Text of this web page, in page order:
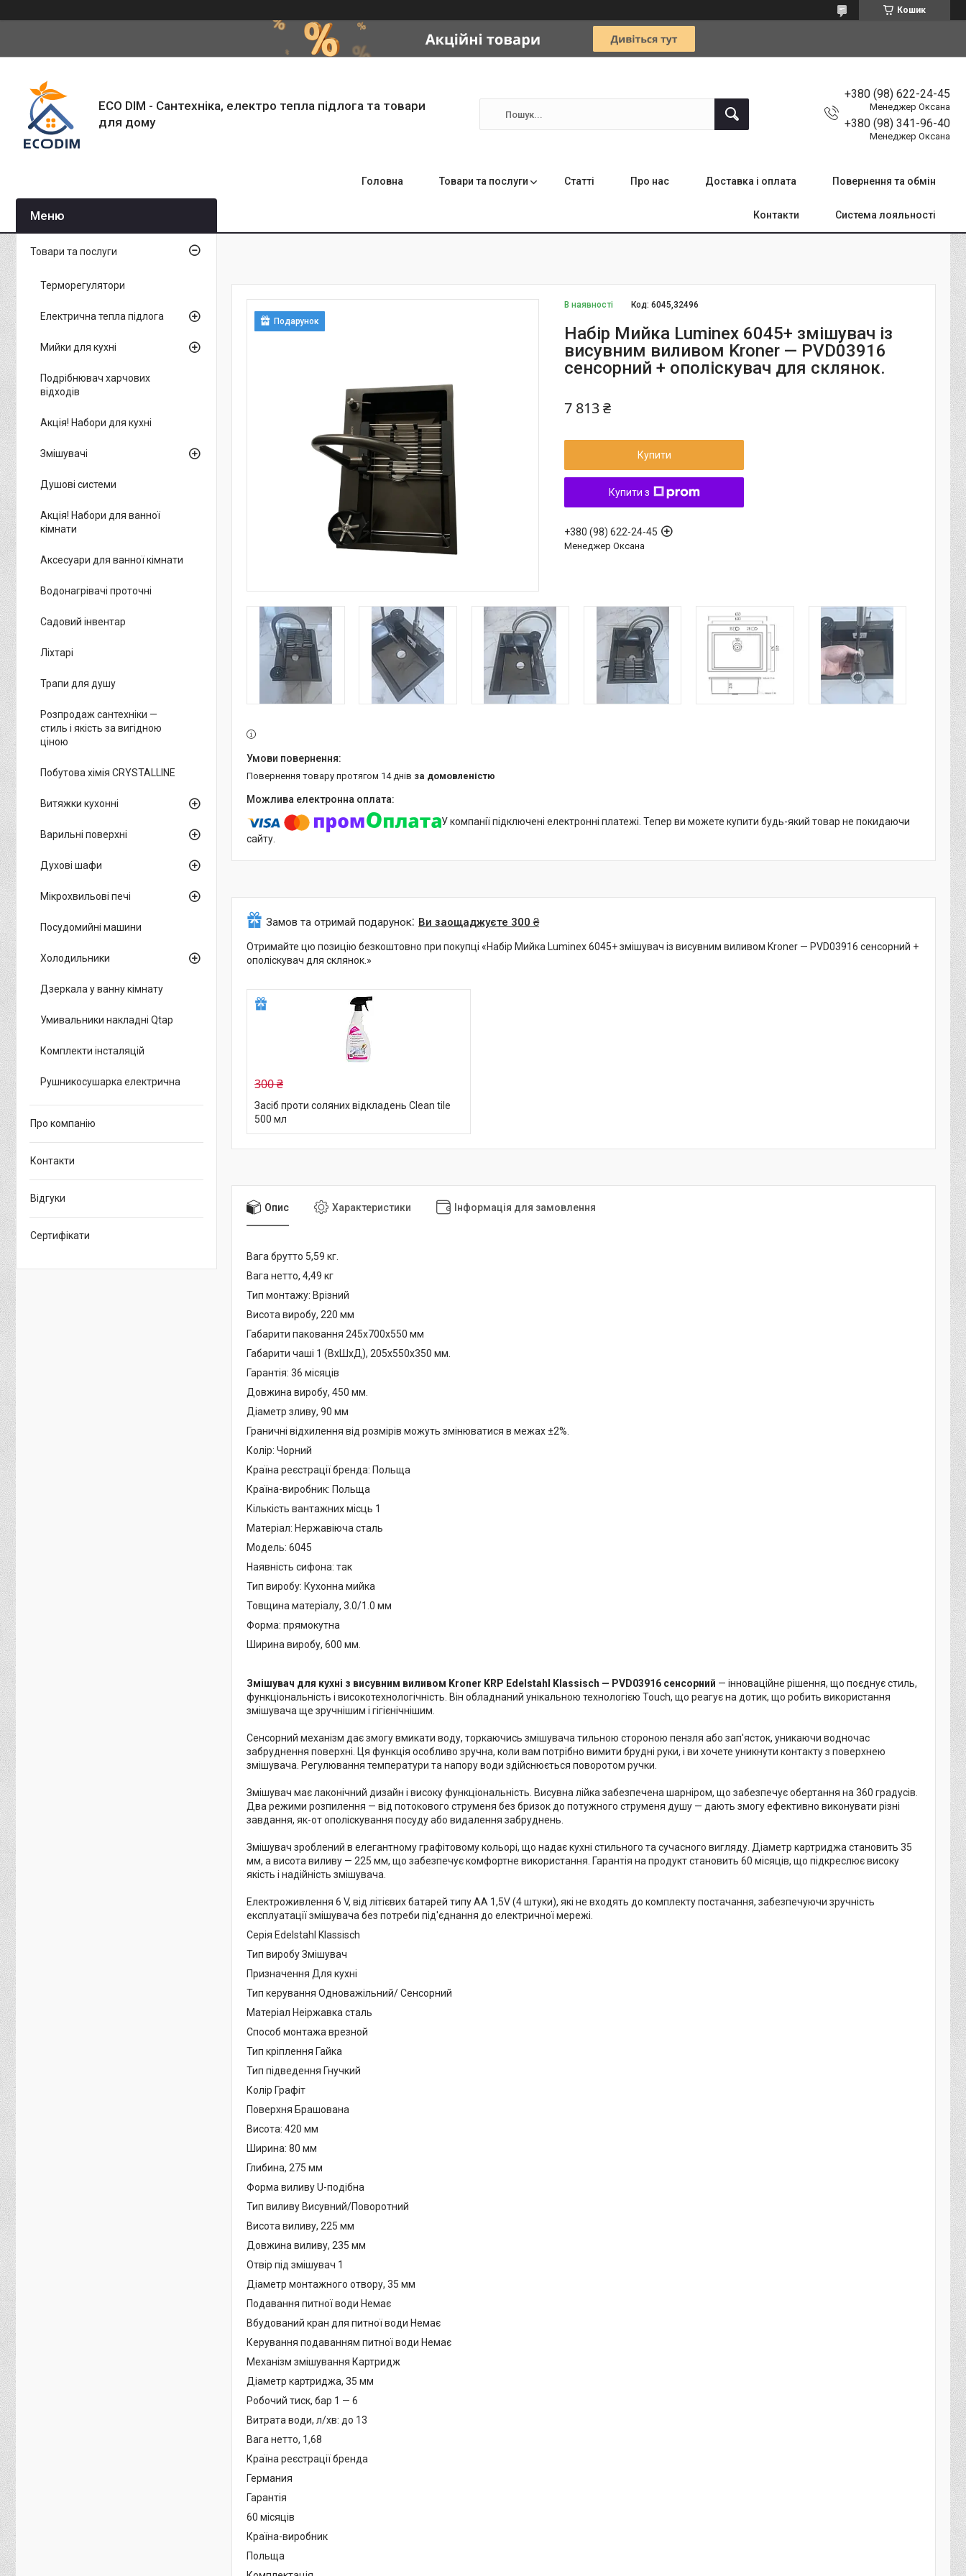
Кошик
ECO DIM - Сантехніка, електро тепла підлога та товари
для дому
+380 (98) 622-24-45
Менеджер Оксана
+380 (98) 341-96-40
Менеджер Оксана
Головна Товари та послуги Статті Про нас Доставка і оплата Повернення та обмін
Контакти Система лояльності
Подарунок
В наявності Код:6045,32496
Набір Мийка Luminex 6045+ змішувач із
висувним виливом Kroner — PVD03916
сенсорний + ополіскувач для склянок.
7 813 ₴
Купити
Купити з
+380 (98) 622-24-45
Менеджер Оксана
повернення товару протягом 14 днів за домовленістю
У компанії підключені електронні платежі. Тепер ви можете купити будь-який товар не покидаючи
сайту.
Замов та отримай подарунок Ви заощаджуєте 300 ₴
Отримайте цю позицію безкоштовно при покупці «Набір Мийка Luminex 6045+ змішувач із висувним виливом Kroner — PVD03916 сенсорний +
ополіскувач для склянок.»
300 ₴
Засіб проти соляних відкладень Clean tile
500 мл
Опис Характеристики Інформація для замовлення
Вага брутто 5,59 кг.
Вага нетто, 4,49 кг
Тип монтажу: Врізний
Висота виробу, 220 мм
Габарити паковання 245х700х550 мм
Габарити чаші 1 (ВхШхД), 205х550х350 мм.
Гарантія: 36 місяців
Довжина виробу, 450 мм.
Діаметр зливу, 90 мм
Граничні відхилення від розмірів можуть змінюватися в межах ±2%.
Колір: Чорний
Країна реєстрації бренда: Польща
Країна-виробник: Польща
Кількість вантажних місць 1
Матеріал: Нержавіюча сталь
Модель: 6045
Наявність сифона: так
Тип виробу: Кухонна мийка
Товщина матеріалу, 3.0/1.0 мм
Форма: прямокутна
Ширина виробу, 600 мм.
Змішувач для кухні з висувним виливом Kroner KRP Edelstahl Klassisch — PVD03916 сенсорний — інноваційне рішення, що поєднує стиль,
функціональність і високотехнологічність. Він обладнаний унікальною технологією Touch, що реагує на дотик, що робить використання
змішувача ще зручнішим і гігієнічнішим.
Сенсорний механізм дає змогу вмикати воду, торкаючись змішувача тильною стороною пензля або зап'ясток, уникаючи водночас
забруднення поверхні. Ця функція особливо зручна, коли вам потрібно вимити брудні руки, і ви хочете уникнути контакту з поверхнею
змішувача. Регулювання температури та напору води здійснюється поворотом ручки.
Змішувач має лаконічний дизайн і високу функціональність. Висувна лійка забезпечена шарніром, що забезпечує обертання на 360 градусів.
Два режими розпилення — від потокового струменя без бризок до потужного струменя душу — дають змогу ефективно виконувати різні
завдання, як-от ополіскування посуду або видалення забруднень.
Змішувач зроблений в елегантному графітовому кольорі, що надає кухні стильного та сучасного вигляду. Діаметр картриджа становить 35
мм, а висота виливу — 225 мм, що забезпечує комфортне використання. Гарантія на продукт становить 60 місяців, що підкреслює високу
якість і надійність змішувача.
Електроживлення 6 V, від літієвих батарей типу АА 1,5V (4 штуки), які не входять до комплекту постачання, забезпечуючи зручність
експлуатації змішувача без потреби під'єднання до електричної мережі.
Серія Edelstahl Klassisch
Тип виробу Змішувач
Призначення Для кухні
Тип керування Одноважільний/ Сенсорний
Матеріал Неіржавка сталь
Способ монтажа врезной
Тип кріплення Гайка
Тип підведення Гнучкий
Колір Графіт
Поверхня Брашована
Висота: 420 мм
Ширина: 80 мм
Глибина, 275 мм
Форма виливу U-подібна
Тип виливу Висувний/Поворотний
Висота виливу, 225 мм
Довжина виливу, 235 мм
Отвір під змішувач 1
Діаметр монтажного отвору, 35 мм
Подавання питної води Немає
Вбудований кран для питної води Немає
Керування подаванням питної води Немає
Механізм змішування Картридж
Діаметр картриджа, 35 мм
Робочий тиск, бар 1 — 6
Витрата води, л/хв: до 13
Вага нетто, 1,68
Країна реєстрації бренда
Германия
Гарантія
60 місяців
Країна-виробник
Польща
Товари та послуги
Терморегулятори
Електрична тепла підлога
Мийки для кухні
Подрібнювач харчових
відходів
Акція! Набори для кухні
Змішувачі
Душові системи
Акція! Набори для ванної
кімнати
Аксесуари для ванної кімнати
Водонагрівачі проточні
Садовий інвентар
Ліхтарі
Трапи для душу
Розпродаж сантехніки —
стиль і якість за вигідною
ціною
Побутова хімія CRYSTALLINE
Витяжки кухонні
Варильні поверхні
Духові шафи
Мікрохвильові печі
Посудомийні машини
Холодильники
Дзеркала у ванну кімнату
Умивальники накладні Qtap
Комплекти інсталяцій
Рушникосушарка електрична
Про компанію
Контакти
Відгуки
Сертифікати